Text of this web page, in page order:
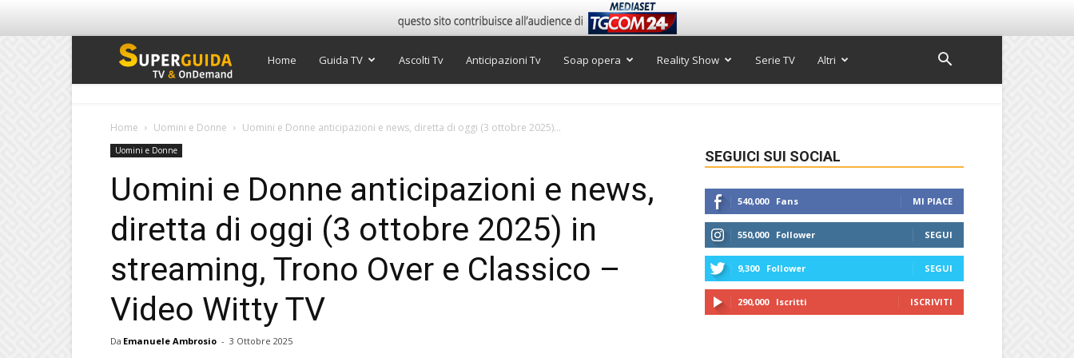
Super
Home Guida TV Ascolti Tv Anticipazioni Tv Soap opera Reality Show Serie TV Altri
Home Uomini e Donne Uomini e Donne anticipazioni e news, diretta di oggi (3 ottobre 2025)...
Uomini e Donne
Uomini e Donne anticipazioni e news,
diretta di oggi (3 ottobre 2025) in
streaming, Trono Over e Classico –
Video Witty TV
Da Emanuele Ambrosio - 3 Ottobre 2025
SEGUICI SUI SOCIAL
540,000 Fans MI PIACE
550,000 Follower SEGUI
9,300 Follower SEGUI
290,000 Iscritti ISCRIVITI